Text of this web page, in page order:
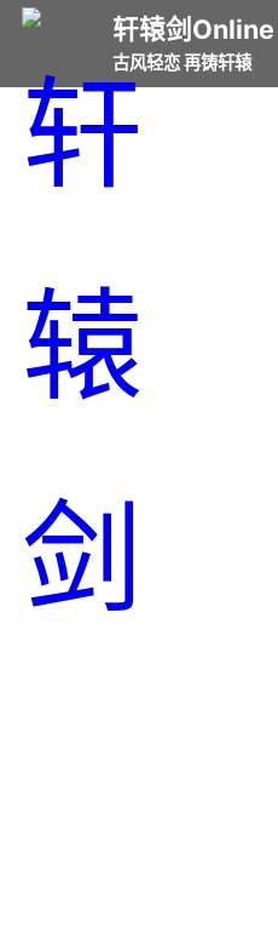
轩辕剑Online
古风轻恋 再铸轩辕